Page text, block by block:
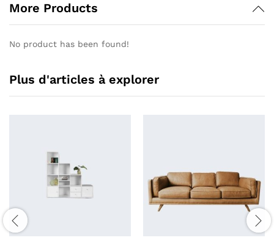
More Products
No product has been found!
Plus d'articles à explorer